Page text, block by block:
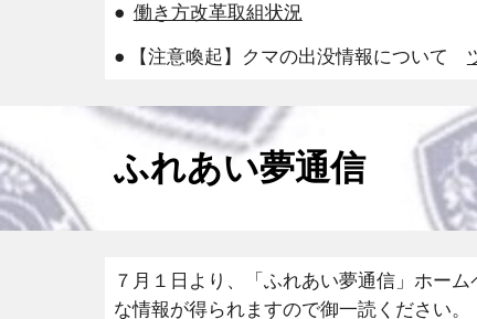
● 働き方改革取組状況
● 【注意喚起】クマの出没情報について
ふれあい夢通信
７月１日より、「ふれあい夢通信」ホー
な情報が得られますので御一読ください。